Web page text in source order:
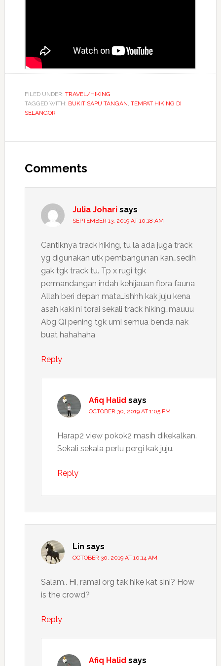
FILED UNDER: TRAVEL/HIKING
TAGGED WITH: BUKIT SAPU TANGAN, TEMPAT HIKING DI
SELANGOR
Comments
Julia Johari says
SEPTEMBER 13, 2019 AT 10:18 AM
Cantiknya track hiking, tu la ada juga track
yg digunakan utk pembangunan kan…sedih
gak tgk track tu. Tp x rugi tgk
permandangan indah kehijauan flora fauna
Allah beri depan mata…ishhh kak juju kena
asah kaki ni torai sekali track hiking…mauuu
Abg Qi pening tgk umi semua benda nak
buat hahahaha
Reply
Afiq Halid says
OCTOBER 30, 2019 AT 1:05 PM
Harap2 view pokok2 masih dikekalkan.
Sekali sekala perlu pergi kak juju.
Reply
Lin says
OCTOBER 30, 2019 AT 10:14 AM
Salam.. Hi, ramai org tak hike kat sini? How
is the crowd?
Reply
Afiq Halid says